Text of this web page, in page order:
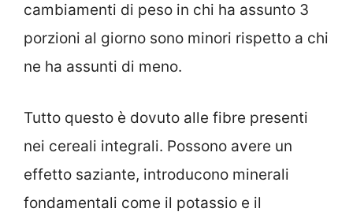
cambiamenti di peso in chi ha assunto 3
porzioni al giorno sono minori rispetto a chi
ne ha assunti di meno.
Tutto questo è dovuto alle fibre presenti
nei cereali integrali. Possono avere un
effetto saziante, introducono minerali
fondamentali come il potassio e il